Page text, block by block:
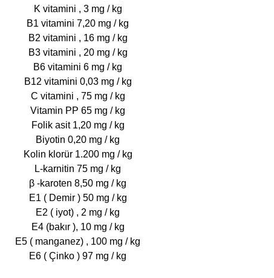
K vitamini , 3 mg / kg
B1 vitamini 7,20 mg / kg
B2 vitamini , 16 mg / kg
B3 vitamini , 20 mg / kg
B6 vitamini 6 mg / kg
B12 vitamini 0,03 mg / kg
C vitamini , 75 mg / kg
Vitamin PP 65 mg / kg
Folik asit 1,20 mg / kg
Biyotin 0,20 mg / kg
Kolin klorür 1.200 mg / kg
L-karnitin 75 mg / kg
β -karoten 8,50 mg / kg
E1 ( Demir ) 50 mg / kg
E2 ( iyot) , 2 mg / kg
E4 (bakır ), 10 mg / kg
E5 ( manganez) , 100 mg / kg
E6 ( Çinko ) 97 mg / kg